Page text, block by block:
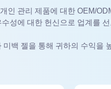
관리 제품에 대한 OEM/
성에 대한 헌신으로 업계를
백 젤을 통해 귀하의 수익을